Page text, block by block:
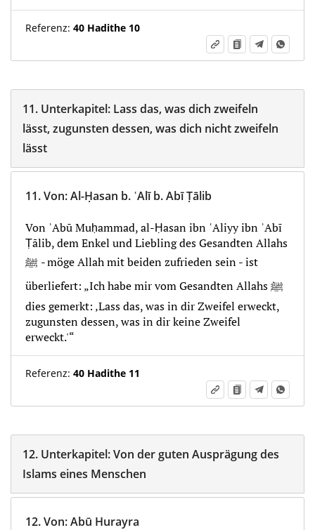
Referenz: 40 Hadithe 10
11. Unterkapitel: Lass das, was dich zweifeln
lässt, zugunsten dessen, was dich nicht zweifeln
lässt
11.Von:Al-Ḥasan b. ʿAlī b. Abī Ṭālib
Von ʾAbū Muḥammad, al-Ḥasan ibn ʿAliyy ibn ʾAbī
Ṭālib, dem Enkel und Liebling des Gesandten Allahs
ﷺ - möge Allah mit beiden zufrieden sein - ist
überliefert: „Ich habe mir vom Gesandten Allahs ﷺ
dies gemerkt: ‚Lass das, was in dir Zweifel erweckt,
zugunsten dessen, was in dir keine Zweifel
erweckt.'“
Referenz: 40 Hadithe 11
12. Unterkapitel:Von der guten Ausprägung des
Islams eines Menschen
12.Von:Abū Hurayra